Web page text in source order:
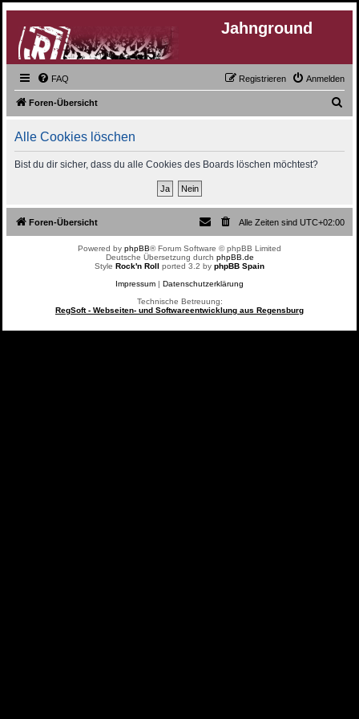
Jahnground
FAQ Anmelden
Registrieren
Foren-Übersicht
Alle Cookies löschen
Bist du dir sicher, dass du alle Cookies des Boards löschen möchtest?
Foren-Übersicht Alle Zeiten sind UTC+02:00
Powered by phpBB® Forum Software © phpBB Limited
Deutsche Übersetzung durch phpBB.de
Style Rock'n Roll ported 3.2 by phpBB Spain
Impressum | Datenschutzerklärung
Technische Betreuung:
RegSoft - Webseiten- und Softwareentwicklung aus Regensburg